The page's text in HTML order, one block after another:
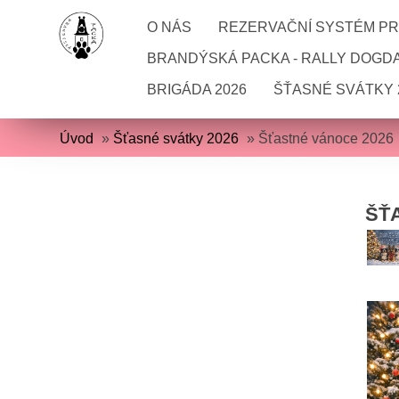
O NÁS REZERVAČNÍ SYSTÉM
BRANDÝSKÁ PACKA - RALLY
BRIGÁDA 2026 ŠŤASNÉ SVÁTKY
Úvod » Šťasné svátky 2026 » Šťastné vánoce 2026